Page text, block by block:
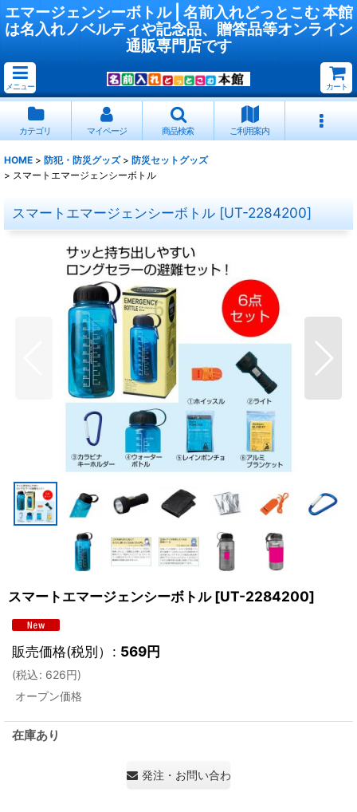
エマージェンシーボトル | 名前入れどっとこむ 本館
は名入れノベルティや記念品、贈答品等オンライン
通販専門店です
メニュー カート
カテゴリ マイページ 商品検索 ご利用案内
HOME > 防犯・防災グッズ > 防災セットグッズ
> スマートエマージェンシーボトル
スマートエマージェンシーボトル [UT-2284200]
スマートエマージェンシーボトル [UT-2284200]
販売価格(税別） : 569円
(税込: 626円)
オープン価格
在庫あり
発注・お問い合わせ・見積もり依頼